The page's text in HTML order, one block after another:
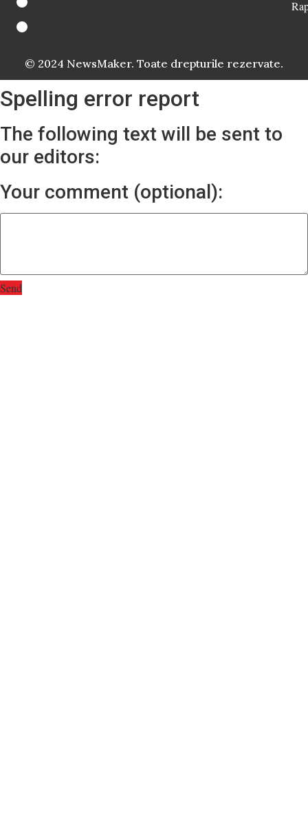
© 2024 NewsMaker. Toate drepturile rezervate.
Spelling error report
The following text will be sent to
our editors:
Your comment (optional):
Send